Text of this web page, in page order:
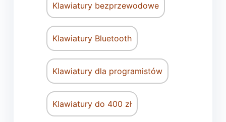
Klawiatury bezprzewodowe
Klawiatury Bluetooth
Klawiatury dla programistów
Klawiatury do 400 zł